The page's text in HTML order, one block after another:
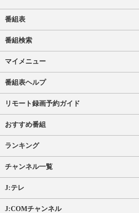
番組表
番組検索
マイメニュー
番組表ヘルプ
リモート録画予約ガイド
おすすめ番組
ランキング
チャンネル一覧
J:テレ
J:COMチャンネル